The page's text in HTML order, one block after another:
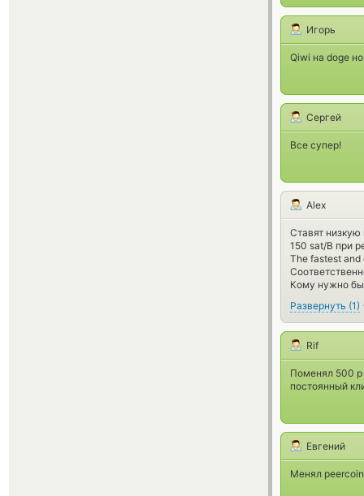
Игорь
Qiwi на doge
Сергей
Все супер!
Alex
Ставят
150 sat/B при
The fastest
Кому нужно
Развернуть (1)
Rif
Поменял 500 р
постоянный
Евгений
Менял